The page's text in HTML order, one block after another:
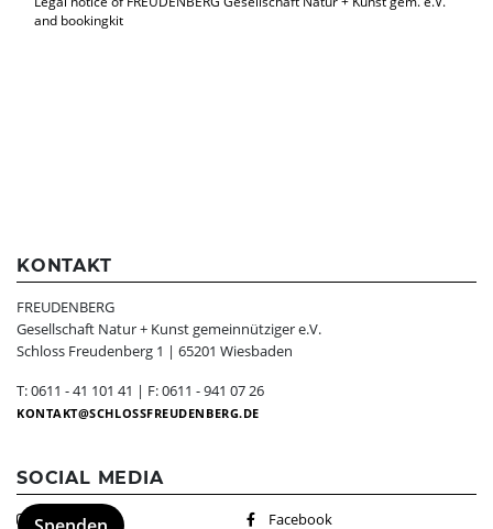
and bookingkit
KONTAKT
FREUDENBERG
Gesellschaft Natur + Kunst gemeinnütziger e.V.
Schloss Freudenberg 1 | 65201 Wiesbaden
T: 0611 - 41 101 41 | F: 0611 - 941 07 26
KONTAKT SCHLOSSFREUDENBERG.DE
SOCIAL MEDIA
Instagram Facebook